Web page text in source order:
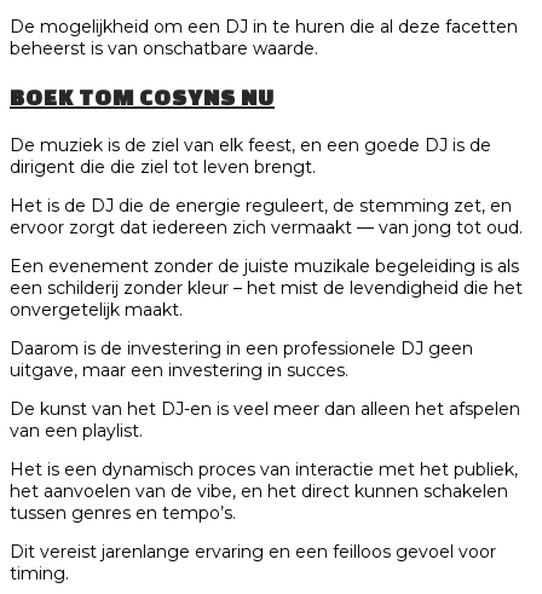
De mogelijkheid om een DJ in te huren die al deze facetten
beheerst is van onschatbare waarde.
BOEK TOM COSYNS NU
De muziek is de ziel van elk feest, en een goede DJ is de
dirigent die die ziel tot leven brengt.
Het is de DJ die de energie reguleert, de stemming zet, en
ervoor zorgt dat iedereen zich vermaakt — van jong tot oud.
Een evenement zonder de juiste muzikale begeleiding is als
een schilderij zonder kleur – het mist de levendigheid die het
onvergetelijk maakt.
Daarom is de investering in een professionele DJ geen
uitgave, maar een investering in succes.
De kunst van het DJ-en is veel meer dan alleen het afspelen
van een playlist.
Het is een dynamisch proces van interactie met het publiek,
het aanvoelen van de vibe, en het direct kunnen schakelen
tussen genres en tempo’s.
Dit vereist jarenlange ervaring en een feilloos gevoel voor
timing.